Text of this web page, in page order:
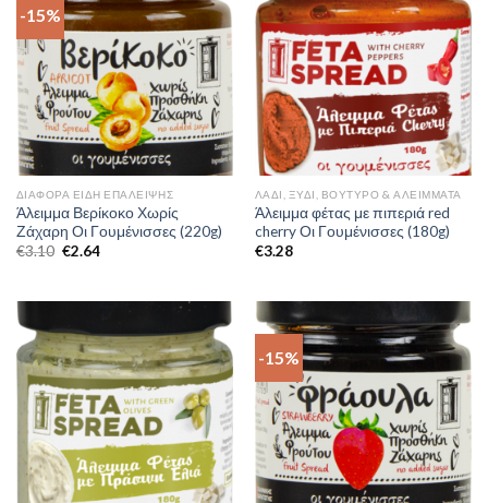
-15%
ΔΙΆΦΟΡΑ ΕΊΔΗ ΕΠΆΛΕΙΨΗΣ
Άλειμμα Βερίκοκο Χωρίς
Ζάχαρη Οι Γουμένισσες (220g)
€3.10 €2.64
ΛΆΔΙ, ΞΎΔΙ, ΒΟΎΤΥΡΟ & ΑΛΕΊΜΜΑΤΑ
Άλειμμα φέτας με πιπεριά red
cherry Οι Γουμένισσες (180g)
€3.28
-15%